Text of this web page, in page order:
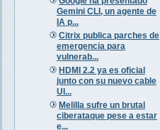
Gemini CLI, un agente de
IA p...
Citrix publica parches de
emergencia para
vulnerab...
HDMI 2.2 ya es oficial
junto con su nuevo cable
Ul...
Melilla sufre un brutal
ciberataque pese a estar
e...